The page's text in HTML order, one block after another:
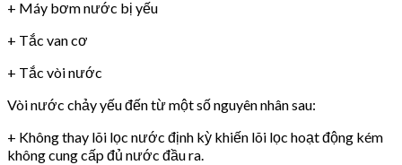
+ Máy bơm nước bị yếu
+ Tắc van cơ
+ Tắc vòi nước
Vòi nước chảy yếu đến từ một số nguyên nhân sau:
+ Không thay lõi lọc nước định kỳ khiến lõi lọc hoạt động kém
không cung cấp đủ nước đầu ra.